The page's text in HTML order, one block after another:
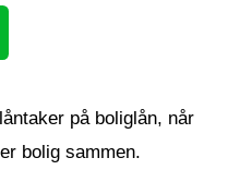
på boliglån, når
bolig sammen.